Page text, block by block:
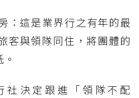
：這是業界行之有年的最
客與領隊同住，將團體的
社決定跟進「領隊不配